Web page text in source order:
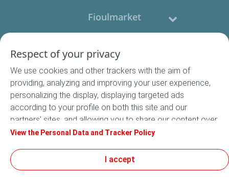
Fioulmarket
Nous contacter
Suivez-nous
Conditions Générales de Vente
Respect of your privacy
We use cookies and other trackers with the aim of
providing, analyzing and improving your user experience,
personalizing the display, displaying targeted ads
according to your profile on both this site and our
partners' sites, and allowing you to share our content over
social media. In accordance with French legislation,
default. You can change your cookie settings at any time
by clicking on the "Manage my cookies" button. By clicking
View the Personal Data and Tracker Policy
I accept